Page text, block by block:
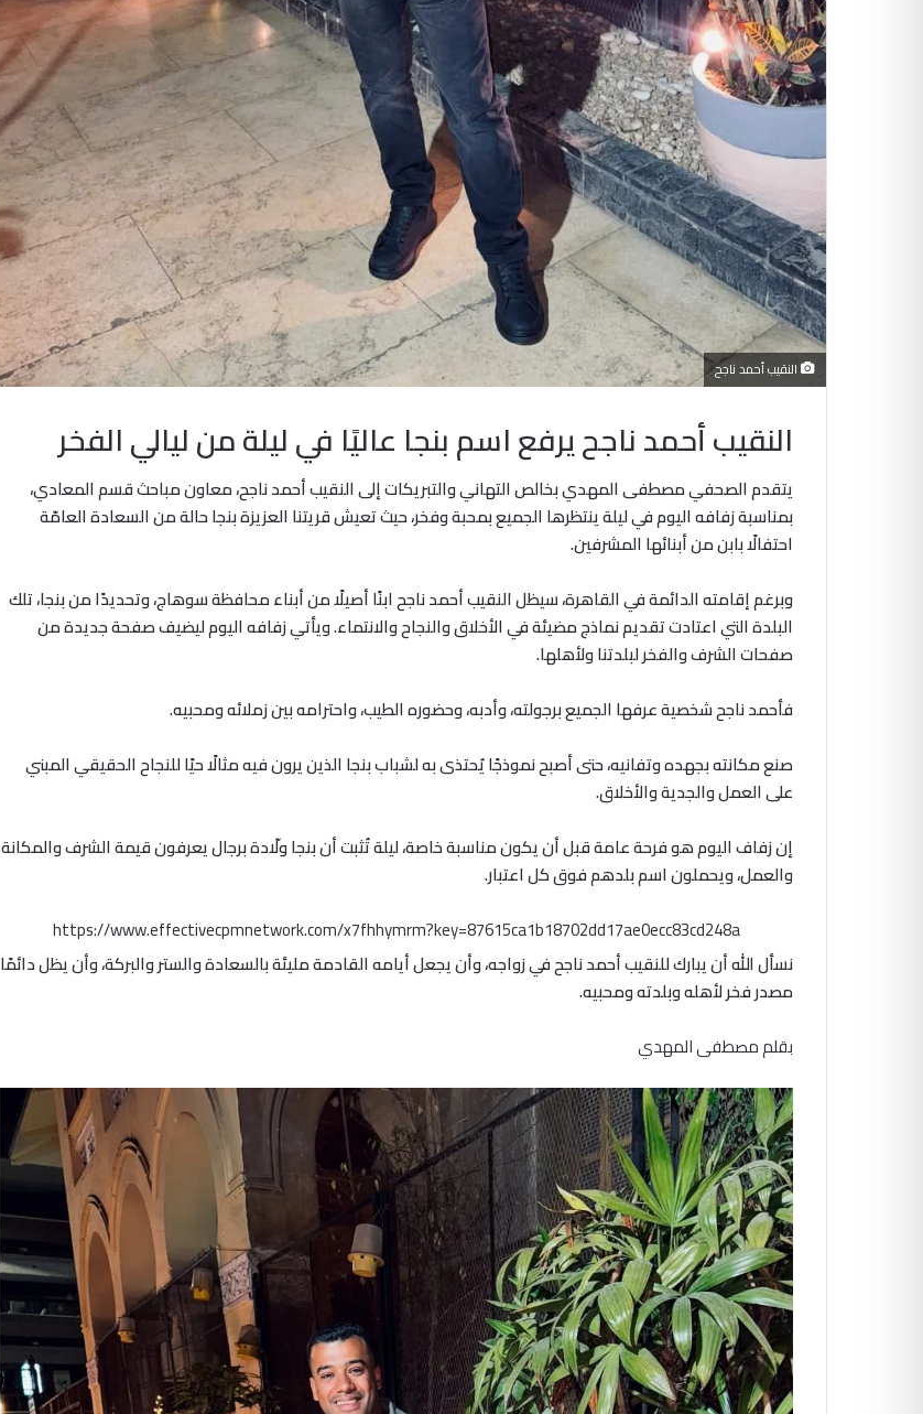
النقيب أحمد ناجح
النقيب أحمد ناجح يرفع اسم بنجا عاليًا في ليلة من ليالي الفخر
يتقدم الصحفي مصطفى المهدي بخالص التهاني والتبريكات إلى النقيب أحمد ناجح، معاون مباحث قسم المعادي،
بمناسبة زفافه اليوم في ليلة ينتظرها الجميع بمحبة وفخر، حيث تعيش قريتنا العزيزة بنجا حالة من السعادة العامّة
احتفالًا بابن من أبنائها المشرفين.
وبرغم إقامته الدائمة في القاهرة، سيظل النقيب أحمد ناجح ابنًا أصيلًا من أبناء محافظة سوهاج، وتحديدًا من بنجا، تلك
البلدة التي اعتادت تقديم نماذج مضيئة في الأخلاق والنجاح والانتماء. ويأتي زفافه اليوم ليضيف صفحة جديدة من
صفحات الشرف والفخر لبلدتنا ولأهلها.
فأحمد ناجح شخصية عرفها الجميع برجولته، وأدبه، وحضوره الطيب، واحترامه بين زملائه ومحبيه.
صنع مكانته بجهده وتفانيه، حتى أصبح نموذجًا يُحتذى به لشباب بنجا الذين يرون فيه مثالًا حيًا للنجاح الحقيقي المبني
على العمل والجدية والأخلاق.
إن زفاف اليوم هو فرحة عامة قبل أن يكون مناسبة خاصة، ليلة تُثبت أن بنجا ولّادة برجال يعرفون قيمة الشرف والمكانة
والعمل، ويحملون اسم بلدهم فوق كل اعتبار.
https://www.effectivecpmnetwork.com/x7fhhymrm?key=87615ca1b18702dd17ae0ecc83cd248a
نسأل الله أن يبارك للنقيب أحمد ناجح في زواجه، وأن يجعل أيامه القادمة مليئة بالسعادة والستر والبركة، وأن يظل دائمًا
مصدر فخر لأهله وبلدته ومحبيه.
بقلم مصطفى المهدي